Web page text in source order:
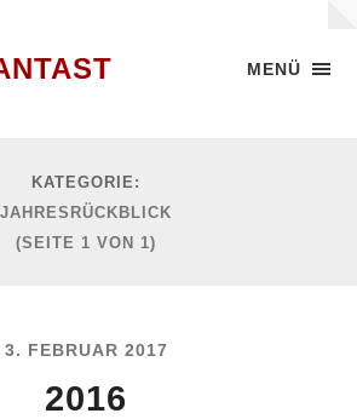
MENÜ
KATEGORIE:
JAHRESRÜCKBLICK
(SEITE 1 VON 1)
3. FEBRUAR 2017
2016